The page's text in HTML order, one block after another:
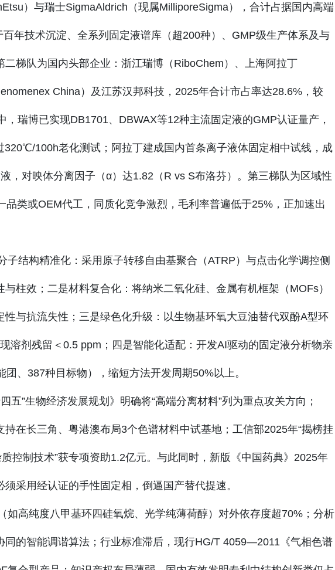
）与瑞士SigmaAldrich（现属MilliporeSigma），合计占据国内高端
年技术沉淀、全系列固定液谱库（超200种）、GMP级生产体系及与
二梯队为国内头部企业：浙江瑞博（RiboChem）、上海阿拉丁
China）及江苏汉邦科技，2025年合计市占率达28.6%，较
，瑞博已实现DB1701、DBWAX等12种主流固定液的GMP认证量产，
320℃/100h老化测试；阿拉丁建成国内首条离子液体固定相中试线，成
，对映体分离因子（α）达1.82（R vs S布洛芬）。第三梯队为区域性
品类或OEM代工，同质化竞争激烈，毛利率普遍低于25%，正加速出
子结构精准化：采用原子转移自由基聚合（ATRP）与点击化学调控侧
柱效；二是材料复合化：将纳米二氧化硅、金属有机框架（MOFs）
与抗流失性；三是绿色化升级：以生物基环氧大豆油替代双酚A型环
溶剂残留＜0.5 ppm；四是智能化适配：开发AI驱动的固定液分析物亲
、387种目标物），缩短方法开发周期50%以上。
五”生物经济发展规划》明确将“高端分离材料”列为重点攻关方向；
持在长三角、粤港澳布局3个色谱材料中试基地；工信部2025年“揭榜挂
控制技术”获专项资助1.2亿元。与此同时，新版《中国药典》2025年
采用经认证的手性固定相，倒逼国产替代提速。
如高纯度八甲基环四硅氧烷、光学纯薄荷醇）对外依存度超70%；分析
同的智能调谐算法；行业标准滞后，现行HG/T 4059—2011《气相色谱